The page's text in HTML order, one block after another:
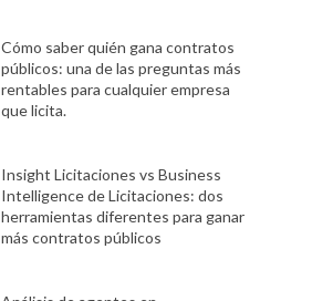
Cómo saber quién gana contratos
públicos: una de las preguntas más
rentables para cualquier empresa
que licita.
Insight Licitaciones vs Business
Intelligence de Licitaciones: dos
herramientas diferentes para ganar
más contratos públicos